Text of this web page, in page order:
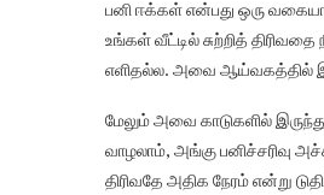
பனி ஈக்கள் என்பது ஒரு
உங்கள் வீட்டில் சுற்றித்
எளிதல்ல. அவை ஆய்வகத்தில்
மேலும் அவை காடுகளில்
வாழலாம், அங்கு பனிச்சரிவு
திரிவதே அதிக நேரம் என்று